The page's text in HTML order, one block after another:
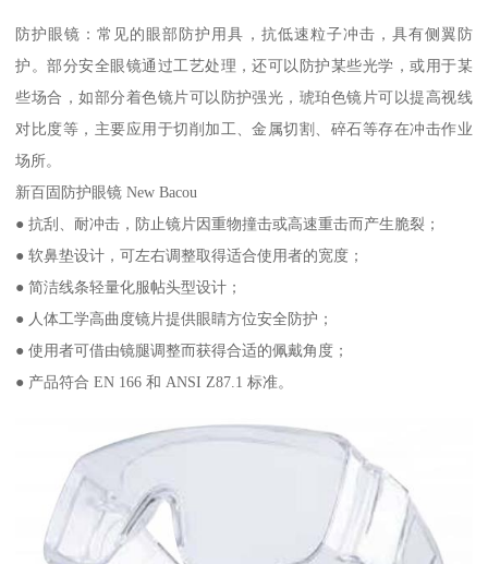
防护眼镜：常见的眼部防护用具，抗低速粒子冲击，具有侧翼防
护。部分安全眼镜通过工艺处理，还可以防护某些光学，或用于某
些场合，如部分着色镜片可以防护强光，琥珀色镜片可以提高视线
对比度等，主要应用于切削加工、金属切割、碎石等存在冲击作业
场所。
新百固防护眼镜 New Bacou
● 抗刮、耐冲击，防止镜片因重物撞击或高速重击而产生脆裂；
● 软鼻垫设计，可左右调整取得适合使用者的宽度；
● 简洁线条轻量化服帖头型设计；
● 人体工学高曲度镜片提供眼睛方位安全防护；
● 使用者可借由镜腿调整而获得合适的佩戴角度；
● 产品符合 EN 166 和 ANSI Z87.1 标准。